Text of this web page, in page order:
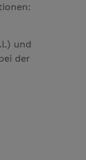
und
der